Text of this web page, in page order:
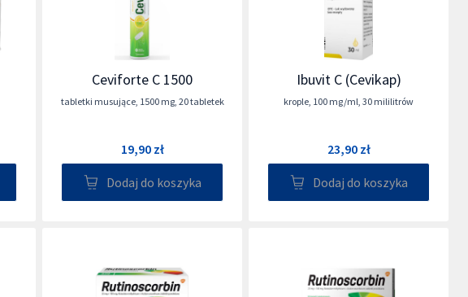
Ceviforte C 1500
tabletki musujące, 1500 mg, 20 tabletek
19,90 zł
Dodaj do koszyka
Ibuvit C (Cevikap)
krople, 100 mg/ml, 30 mililitrów
23,90 zł
Dodaj do koszyka